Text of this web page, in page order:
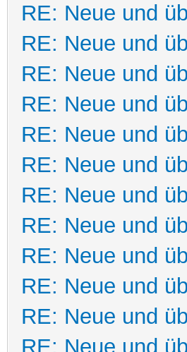
RE: Neue und
RE: Neue und
RE: Neue und
RE: Neue und
RE: Neue und
RE: Neue und
RE: Neue und
RE: Neue und
RE: Neue und
RE: Neue und
RE: Neue und
RE: Neue und